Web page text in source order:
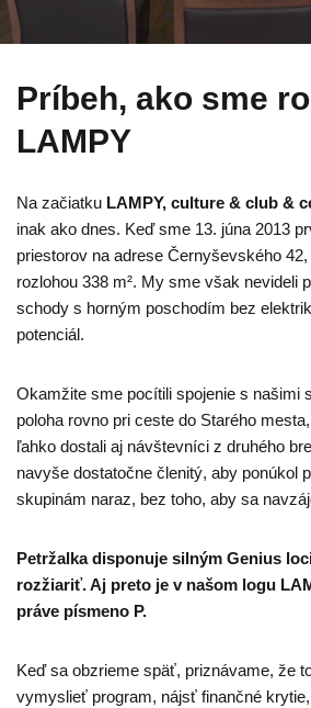
Príbeh, ako sme
LAMPY
Na začiatku LAMPY, culture & club &
inak ako dnes. Keď sme 13. júna 2013
priestorov na adrese Černyševského
rozlohou 338 m². My sme však nevideli
schody s horným poschodím bez
potenciál.
Okamžite sme pocítili spojenie s našimi
poloha rovno pri ceste do Starého
ľahko dostali aj návštevníci z druhého
navyše dostatočne členitý, aby ponúkol
skupinám naraz, bez toho, aby sa
Petržalka disponuje silným Genius
rozžiariť. Aj preto je v našom logu
práve písmeno P.
Keď sa obzrieme späť, priznávame, že
vymyslieť program, nájsť finančné